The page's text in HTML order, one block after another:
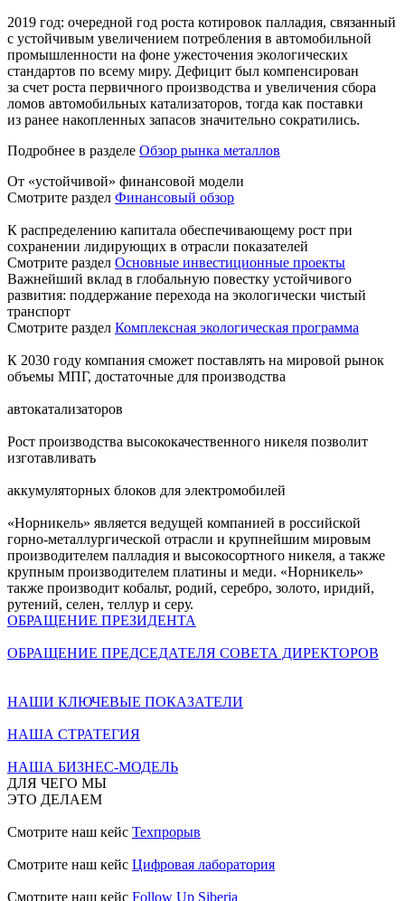
2019 год: очередной год роста котировок палладия, связанный
с устойчивым увеличением потребления в автомобильной
промышленности на фоне ужесточения экологических
стандартов по всему миру. Дефицит был компенсирован
за счет роста первичного производства и увеличения сбора
ломов автомобильных катализаторов, тогда как поставки
из ранее накопленных запасов значительно сократились.
Подробнее в разделе Обзор рынка металлов
От «устойчивой» финансовой модели
Смотрите раздел Финансовый обзор
К распределению капитала обеспечивающему рост при
сохранении лидирующих в отрасли показателей
Смотрите раздел Основные инвестиционные проекты
Важнейший вклад в глобальную повестку устойчивого
развития: поддержание перехода на экологически чистый
транспорт
Смотрите раздел Комплексная экологическая программа
К 2030 году компания сможет поставлять на мировой рынок
объемы МПГ, достаточные для производства
автокатализаторов
Рост производства высококачественного никеля позволит
изготавливать
аккумуляторных блоков для электромобилей
«Норникель» является ведущей компанией в российской
горно-металлургической отрасли и крупнейшим мировым
производителем палладия и высокосортного никеля, а также
крупным производителем платины и меди. «Норникель»
также производит кобальт, родий, серебро, золото, иридий,
рутений, селен, теллур и серу.
ОБРАЩЕНИЕ ПРЕЗИДЕНТА
ОБРАЩЕНИЕ ПРЕДСЕДАТЕЛЯ СОВЕТА ДИРЕКТОРОВ
НАШИ КЛЮЧЕВЫЕ ПОКАЗАТЕЛИ
НАША СТРАТЕГИЯ
НАША БИЗНЕС-МОДЕЛЬ
ДЛЯ ЧЕГО МЫ
ЭТО ДЕЛАЕМ
Смотрите наш кейс Техпрорыв
Смотрите наш кейс Цифровая лаборатория
Смотрите наш кейс Follow Up Siberia